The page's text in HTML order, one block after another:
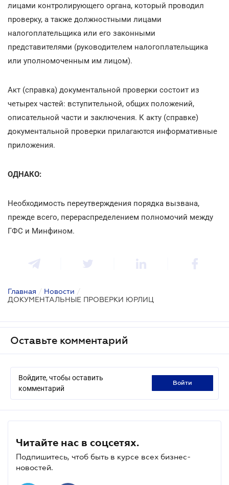
лицами контролирующего органа, который проводил
проверку, а также должностными лицами
налогоплательщика или его законными
представителями (руководителем налогоплательщика
или уполномоченным им лицом).
Акт (справка) документальной проверки состоит из
четырех частей: вступительной, общих положений,
описательной части и заключения. К акту (справке)
документальной проверки прилагаются информативные
приложения.
ОДНАКО:
Необходимость переутверждения порядка вызвана,
прежде всего, перераспределением полномочий между
ГФС и Минфином.
Главная / Новости /
ДОКУМЕНТАЛЬНЫЕ ПРОВЕРКИ ЮРЛИЦ
Оставьте комментарий
Войдите, чтобы оставить
комментарий
войти
Читайте нас в соцсетях.
Подпишитесь, чтоб быть в курсе всех бизнес-
новостей.